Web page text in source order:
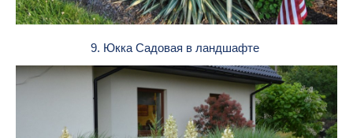
9. Юкка Садовая в ландшафте